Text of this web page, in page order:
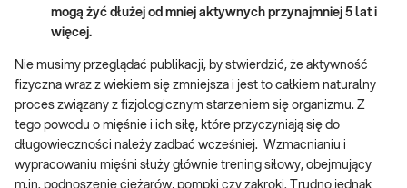
mogą żyć dłużej od mniej aktywnych przynajmniej 5 lat i
więcej.
Nie musimy przeglądać publikacji, by stwierdzić, że aktywność
fizyczna wraz z wiekiem się zmniejsza i jest to całkiem naturalny
proces związany z fizjologicznym starzeniem się organizmu. Z
tego powodu o mięśnie i ich siłę, które przyczyniają się do
długowieczności należy zadbać wcześniej. Wzmacnianiu i
wypracowaniu mięśni służy głównie trening siłowy, obejmujący
m.in. podnoszenie ciężarów, pompki czy zakroki. Trudno jednak